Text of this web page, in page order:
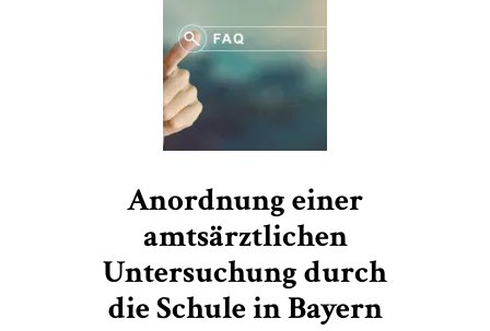
Anordnung einer
amtsärztlichen
Untersuchung durch
die Schule in Bayern